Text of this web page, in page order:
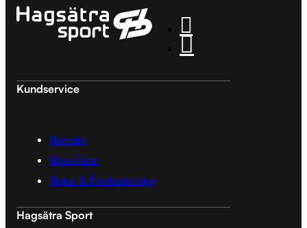
Kundservice
Kontakt
Köpvillkor
Retur & Återbetalning
Hagsätra Sport